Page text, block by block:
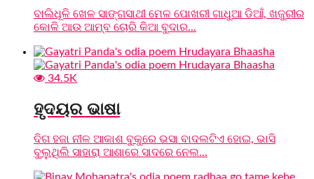
ବାଲିଧୂଳି ଖେଳ ସାଙ୍ଗସାଥୀ ମେଳ ପୋଖରୀ ଗାଧୁଆ ଡିଆଁ, ଖଜୁରୀର
କୋଳି ଆଉ ଆମ୍ବ ଚୋରି କିଆ ବୁଦାର...
34.5K
ହୃଦୟର ଭାଷା
ଦିଗ ହଜା ନୀଳ ଆକାଶ ବୁକୁରେ ଭସା ବାଦଲଟିଏ ହୋଇ, ଭାସି
ବୁଲୁଥିଲି ସାହାରା ଆଶାରେ ସାଦରେ ନେଲ...